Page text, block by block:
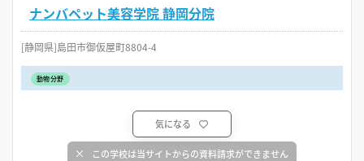
ナンバペット美容学院 静岡分院
[静岡県]島田市御仮屋町8804-4
動物分野
気になる
この学校は当サイトからの資料請求ができません